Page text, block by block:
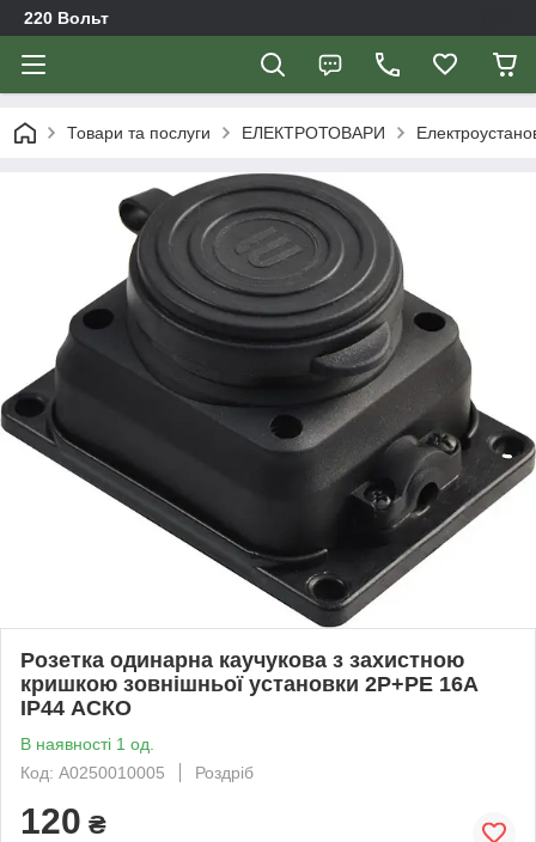
220 Вольт
Товари та послуги ЕЛЕКТРОТОВАРИ
Розетка одинарна каучукова з захистною
кришкою зовнішньої установки 2P+PE 16A
IP44 АСКО
В наявності 1 од.
Код: A0250010005
Роздріб
120 ₴